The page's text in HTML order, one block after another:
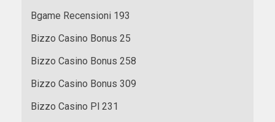
Bgame Recensioni 193
Bizzo Casino Bonus 25
Bizzo Casino Bonus 258
Bizzo Casino Bonus 309
Bizzo Casino Pl 231